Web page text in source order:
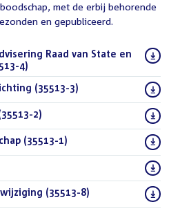
met de erbij behorende
en gepubliceerd.
Raad van State en
4)
(35513-3)
2)
(35513-1)
(35513-8)